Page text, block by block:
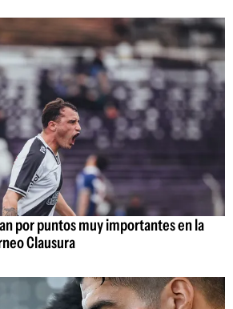
por puntos muy importantes en la
Clausura